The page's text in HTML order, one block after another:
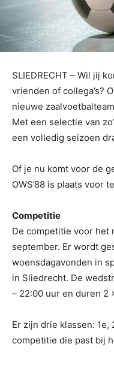
SLIEDRECHT – Wil jij
vrienden of collega’s?
nieuwe
Met een selectie van
een volledig seizoen
Of je nu komt voor de
OWS’88 is plaats voor
Competitie
De competitie voor het
september. Er wordt
woensdagavonden in
in Sliedrecht. De
– 22:00 uur en duren 2
Er zijn drie klassen:
competitie die past bij